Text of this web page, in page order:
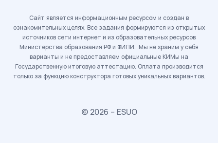
Сайт является информационным ресурсом и создан в
ознакомительных целях. Все задания формируются из открытых
источников сети интернет и из образовательных ресурсов
Министерства образования РФ и ФИПИ. Мы не храним у себя
варианты и не предоставляем официальные КИМы на
Государственную итоговую аттестацию. Оплата производится
только за функцию конструктора готовых уникальных вариантов.
© 2026 – ESUO